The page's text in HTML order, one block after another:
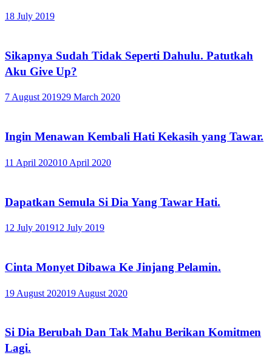
18 July 2019
Sikapnya Sudah Tidak Seperti Dahulu. Patutkah
Aku Give Up?
7 August 201929 March 2020
Ingin Menawan Kembali Hati Kekasih yang Tawar.
11 April 202010 April 2020
Dapatkan Semula Si Dia Yang Tawar Hati.
12 July 201912 July 2019
Cinta Monyet Dibawa Ke Jinjang Pelamin.
19 August 202019 August 2020
Si Dia Berubah Dan Tak Mahu Berikan Komitmen
Lagi.